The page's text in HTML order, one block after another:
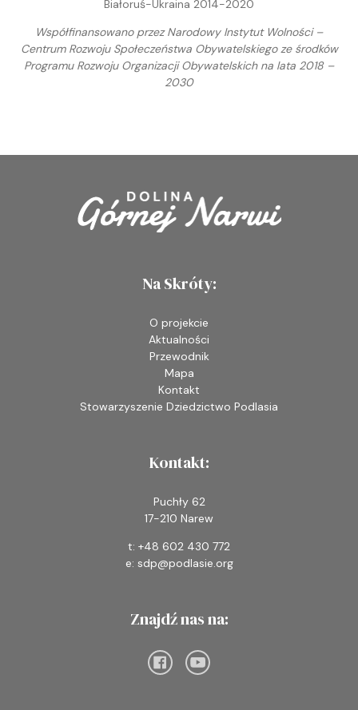
Białoruś-Ukraina 2014-2020
Współfinansowano przez Narodowy Instytut Wolności –
Centrum Rozwoju Społeczeństwa Obywatelskiego ze środków
Programu Rozwoju Organizacji Obywatelskich na lata 2018 –
2030
Na Skróty:
O projekcie
Aktualności
Przewodnik
Mapa
Kontakt
Stowarzyszenie Dziedzictwo Podlasia
Kontakt:
Puchły 62
17-210 Narew
t: +48 602 430 772
e: sdp@podlasie.org
Znajdź nas na: